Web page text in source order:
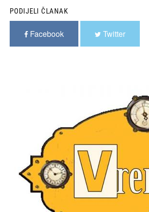
PODIJELI ČLANAK
Facebook Twitter